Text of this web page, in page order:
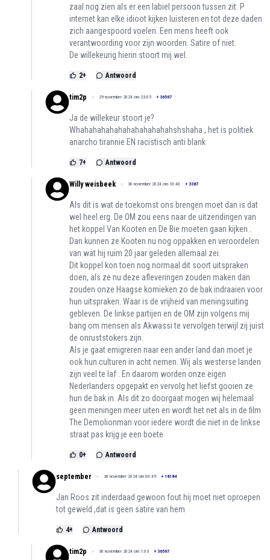
zaal nog zien als er een labiel persoon tussen zit. P
internet kan elke idioot kijken luisteren en tot deze daden
zich aangespoord voelen. Een mens heeft ook
verantwoording voor zijn woorden. Satire of niet.
De willekeurig hierin stoort mij wel.
2+ Antwoord
tim2p 29 november 2024 om 23:05 + 36567
Ja de willekeur stoort je?
Whahahahahahahahahahahahshshaha , het is politiek
anarcho tirannie EN racistisch anti blank
7+ Antwoord
Willy weisbeek 30 november 2024 om 10:40 + 3387
Als dit is wat de toekomst ons brengen moet dan is dat
wel heel erg. De OM zou eens naar de uitzendingen van
het koppel Van Kooten en De Bie moeten gaan kijken .
Dan kunnen ze Kooten nu nog oppakken en veroordelen
van wat hij ruim 20 jaar geleden allemaal zei.
Dit koppel kon toen nog normaal dit soort uitspraken
doen, als ze nu deze afleveringen zouden maken dan
zouden onze Haagse komieken zo de bak indraaien voor
hun uitspraken. Waar is de vrijheid van meningsuiting
gebleven. De linkse partijen en de OM zijn volgens mij
bang om mensen als Akwassi te vervolgen terwijl zij juist
de onruststokers zijn.
Als je gaat emigreren naar een ander land dan moet je
ook hun culturen in acht nemen. Wij als westerse landen
zijn veel te laf . En daarom worden onze eigen
Nederlanders opgepakt en vervolg het liefst gooien ze
hun de bak in. Als dit zo doorgaat mogen wij helemaal
geen meningen meer uiten en wordt het net als in de film
The Demolionman voor iedere wordt die niet in de linkse
straat pas krijg je een boete
0+ Antwoord
september 30 november 2024 om 00:49 + 18184
Jan Roos zit inderdaad gewoon fout hij moet niet oproepen
tot geweld ,dat is geen satire van hem
4+ Antwoord
tim2p 30 november 2024 om 1:03 + 36567